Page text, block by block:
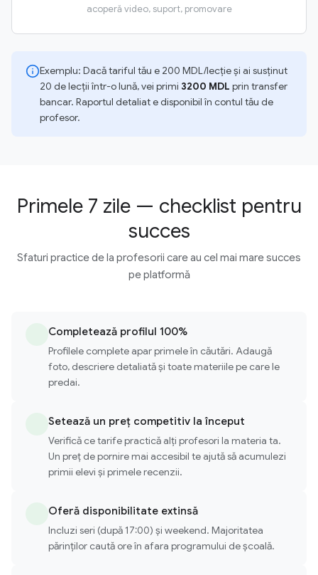
acoperă video, suport, promovare
Exemplu: Dacă tariful tău e 200 MDL/lecție și ai susținut
20 de lecții într-o lună, vei primi 3200 MDL prin transfer
bancar. Raportul detaliat e disponibil în contul tău de
profesor.
Primele 7 zile — checklist pentru
succes
Sfaturi practice de la profesorii care au cel mai mare succes
pe platformă
Completează profilul 100%
Profilele complete apar primele în căutări. Adaugă
foto, descriere detaliată și toate materiile pe care le
predai.
Setează un preț competitiv la început
Verifică ce tarife practică alți profesori la materia ta.
Un preț de pornire mai accesibil te ajută să acumulezi
primii elevi și primele recenzii.
Oferă disponibilitate extinsă
Incluzi seri (după 17:00) și weekend. Majoritatea
părinților caută ore în afara programului de școală.